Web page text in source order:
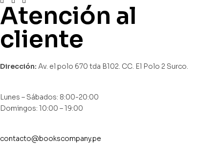
Atención al
cliente
Dirección: Av. el polo 670 tda B102. CC. El Polo 2 Surco.
Lunes – Sábados: 8:00-20:00
Domingos: 10:00 – 19:00
contacto@bookscompany.pe